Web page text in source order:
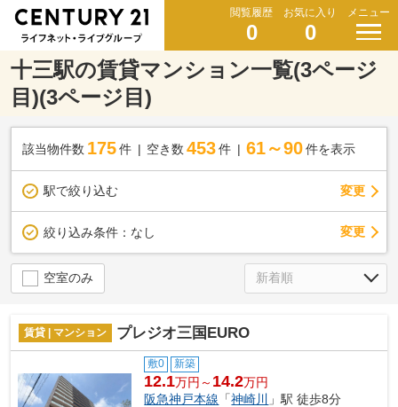
閲覧履歴
0
お気に入り
0
メニュー
十三駅の賃貸マンション一覧(3ページ
目)(3ページ目)
該当物件数 175件 空き数 453 件 61～90 件を表示
駅で絞り込む 変更
絞り込み条件： なし 変更
空室のみ
賃貸 | マンション プレジオ三国EURO
敷0 新築
12.1万円～ 14.2万円
阪急神戸本線 「神崎川
」駅 徒歩8分